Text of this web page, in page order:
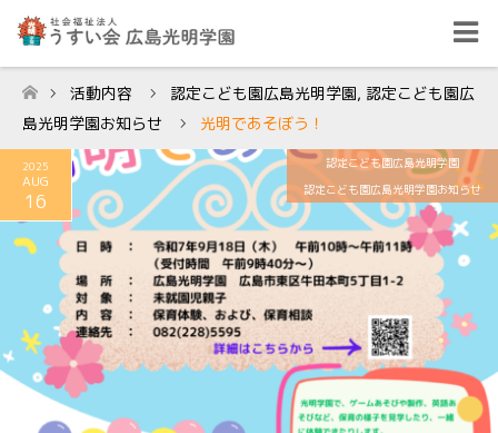
ホーム
活動内容 認定こども園広島光明学園, 認定こども園広
島光明学園お知らせ
光明であそぼう！
2025
AUG
16
認定こども園広島光明学園
認定こども園広島光明学園お知らせ